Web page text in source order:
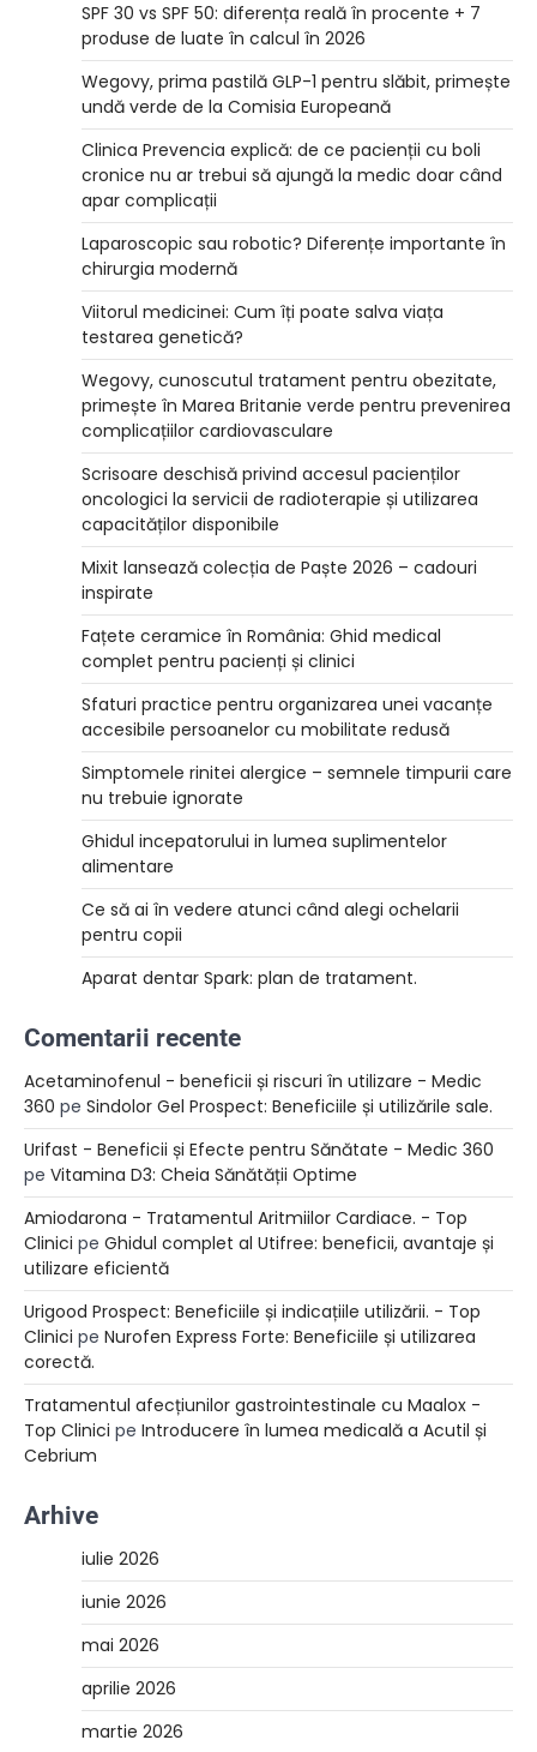
SPF 30 vs SPF 50: diferența reală în procente + 7
produse de luate în calcul în 2026
Wegovy, prima pastilă GLP-1 pentru slăbit, primește
undă verde de la Comisia Europeană
Clinica Prevencia explică: de ce pacienții cu boli
cronice nu ar trebui să ajungă la medic doar când
apar complicații
Laparoscopic sau robotic? Diferențe importante în
chirurgia modernă
Viitorul medicinei: Cum îți poate salva viața
testarea genetică?
Wegovy, cunoscutul tratament pentru obezitate,
primește în Marea Britanie verde pentru prevenirea
complicațiilor cardiovasculare
Scrisoare deschisă privind accesul pacienților
oncologici la servicii de radioterapie și utilizarea
capacităților disponibile
Mixit lansează colecția de Paște 2026 – cadouri
inspirate
Fațete ceramice în România: Ghid medical
complet pentru pacienți și clinici
Sfaturi practice pentru organizarea unei vacanțe
accesibile persoanelor cu mobilitate redusă
Simptomele rinitei alergice – semnele timpurii care
nu trebuie ignorate
Ghidul incepatorului in lumea suplimentelor
alimentare
Ce să ai în vedere atunci când alegi ochelarii
pentru copii
Aparat dentar Spark: plan de tratament.
Comentarii recente
Acetaminofenul - beneficii și riscuri în utilizare - Medic
360 pe Sindolor Gel Prospect: Beneficiile și utilizările sale.
Urifast - Beneficii și Efecte pentru Sănătate - Medic 360
pe Vitamina D3: Cheia Sănătății Optime
Amiodarona - Tratamentul Aritmiilor Cardiace. - Top
Clinici pe Ghidul complet al Utifree: beneficii, avantaje și
utilizare eficientă
Urigood Prospect: Beneficiile și indicațiile utilizării. - Top
Clinici pe Nurofen Express Forte: Beneficiile și utilizarea
corectă.
Tratamentul afecțiunilor gastrointestinale cu Maalox -
Top Clinici pe Introducere în lumea medicală a Acutil și
Cebrium
Arhive
iulie 2026
iunie 2026
mai 2026
aprilie 2026
martie 2026